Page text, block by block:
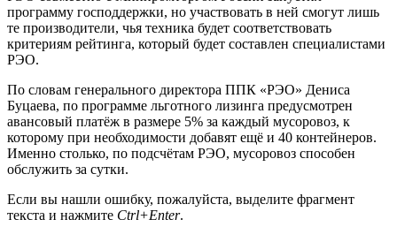
программу господдержки, но участвовать в ней смогут лишь
те производители, чья техника будет соответствовать
критериям рейтинга, который будет составлен специалистами
РЭО.
По словам генерального директора ППК «РЭО» Дениса
Буцаева, по программе льготного лизинга предусмотрен
авансовый платёж в размере 5% за каждый мусоровоз, к
которому при необходимости добавят ещё и 40 контейнеров.
Именно столько, по подсчётам РЭО, мусоровоз способен
обслужить за сутки.
Если вы нашли ошибку, пожалуйста, выделите фрагмент
текста и нажмите Ctrl+Enter.